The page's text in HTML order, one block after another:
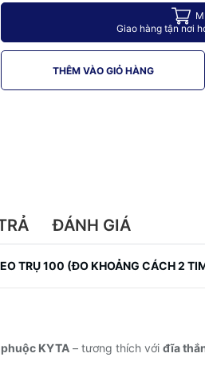
Giao hàng tận nơi
THÊM VÀO GIỎ HÀNG
ĐÁNH GIÁ
TRỤ 100 (ĐO KHOẢNG CÁCH 2
phuộc KYTA– tương thích với đĩa